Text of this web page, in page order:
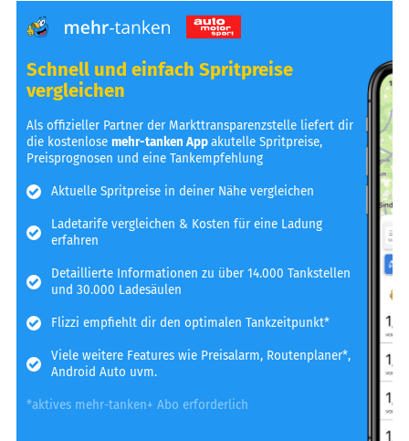
Schnell und einfach Spritpreise
vergleichen
Als offizieller Partner der Markttransparenzstelle liefert dir
die kostenlosemehr-tanken Appakutelle Spritpreise,
Preisprognosen und eine Tankempfehlung
Aktuelle Spritpreise in deiner Nähe vergleichen
Ladetarife vergleichen & Kosten für eine Ladung
erfahren
Detaillierte Informationen zu über 14.000 Tankstellen
und 30.000 Ladesäulen
Flizzi empfiehlt dir den optimalen Tankzeitpunkt*
Viele weitere Features wie Preisalarm, Routenplaner*,
Android Auto uvm.
*aktives mehr-tanken+ Abo erforderlich